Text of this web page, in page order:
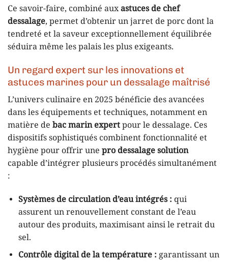
Ce savoir-faire, combiné auxastuces de chef
dessalage, permet d’obtenir un jarret de porc dont la
tendreté et la saveur exceptionnellement équilibrée
séduira même les palais les plus exigeants.
Un regard expert sur les innovations et
astuces marines pour un dessalage maîtrisé
L’univers culinaire en 2025 bénéficie des avancées
dans les équipements et techniques, notamment en
matière de bac marin expertpour le dessalage. Ces
dispositifs sophistiqués combinent fonctionnalité et
hygiène pour offrir une pro dessalage solution
capable d’intégrer plusieurs procédés simultanément
:
Systèmes de circulation d’eau intégrés : qui
assurent un renouvellement constant de l’eau
autour des produits, maximisant ainsi le retrait du
sel.
Contrôle digital de la température : garantissant un